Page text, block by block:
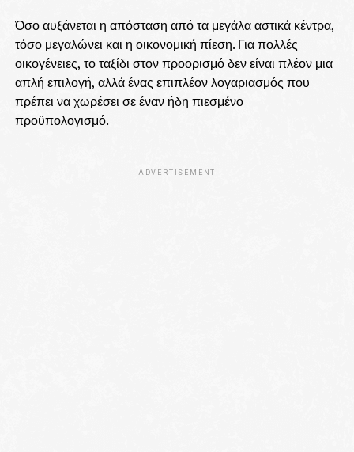
Όσο αυξάνεται η απόσταση από τα μεγάλα αστικά κέντρα,
τόσο μεγαλώνει και η οικονομική πίεση. Για πολλές
οικογένειες, το ταξίδι στον προορισμό δεν είναι πλέον μια
απλή επιλογή, αλλά ένας επιπλέον λογαριασμός που
πρέπει να χωρέσει σε έναν ήδη πιεσμένο
προϋπολογισμό.
ADVERTISEMENT